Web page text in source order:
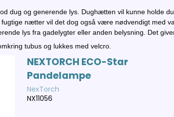
dug og generende lys. Dughætten vil kunne holde
nætter vil det dog også være nødvendigt med
lys fra gadelygter eller anden belysning. Det
tubus og lukkes med velcro.
NEXTORCH ECO-Star
Pandelampe
NexTorch
NX11056